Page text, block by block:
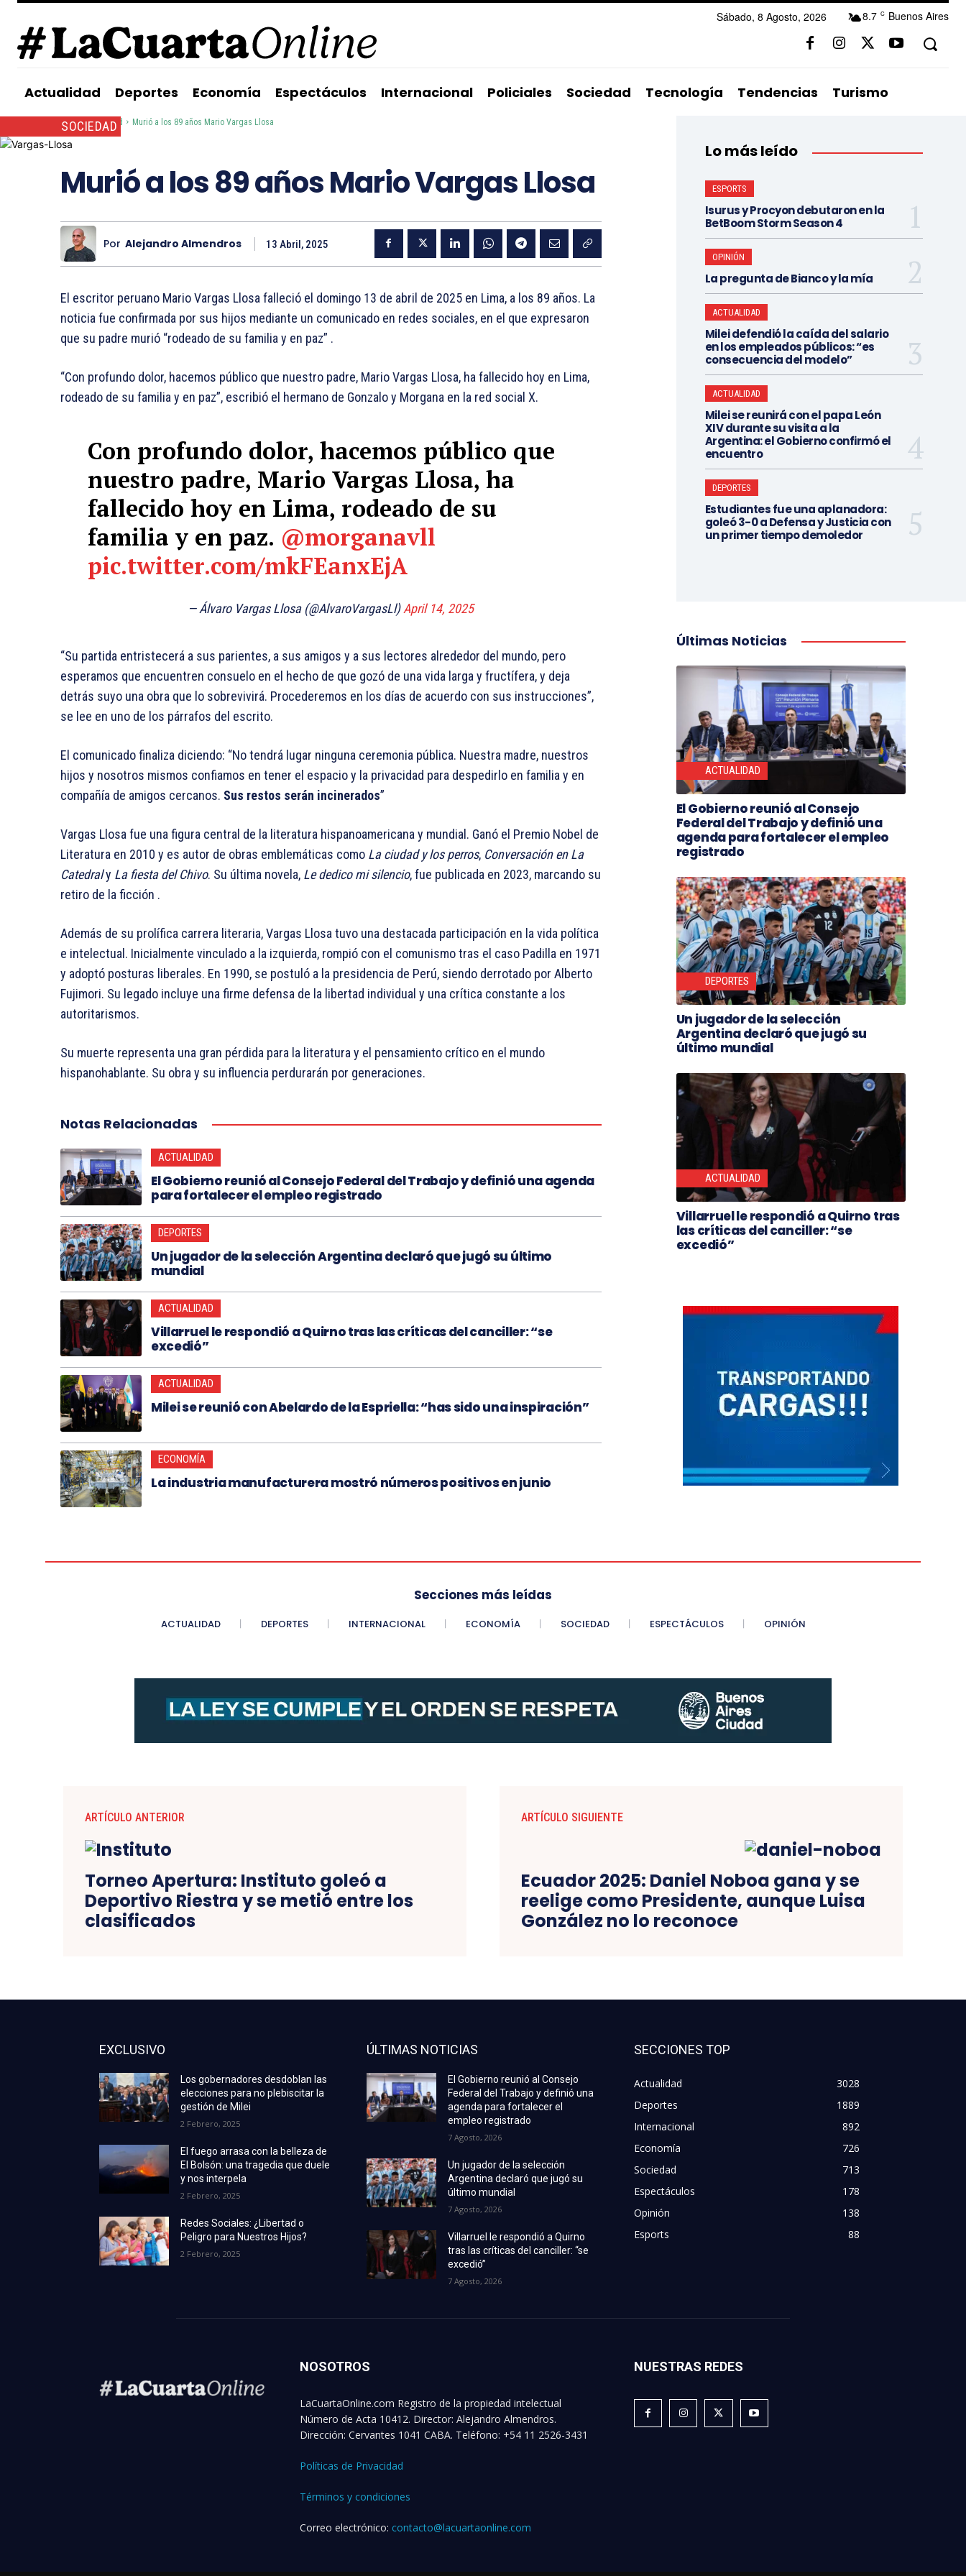
8.7 C Buenos Aires
Sábado, 8 Agosto, 2026
Actualidad Deportes Economía Espectáculos Internacional Policiales Sociedad Tecnología Tendencias Turismo
Inicio Sociedad Murió a los 89 años Mario Vargas Llosa
SOCIEDAD
Murió a los 89 años Mario Vargas Llosa
Por Alejandro Almendros 13 Abril, 2025
El escritor peruano Mario Vargas Llosa falleció el domingo 13 de abril de 2025 en Lima, a los 89 años. La
noticia fue confirmada por sus hijos mediante un comunicado en redes sociales, en el que expresaron
que su padre murió “rodeado de su familia y en paz” .​
“Con profundo dolor, hacemos público que nuestro padre, Mario Vargas Llosa, ha fallecido hoy en Lima,
rodeado de su familia y en paz”, escribió el hermano de Gonzalo y Morgana en la red social X.
Con profundo dolor, hacemos público que
nuestro padre, Mario Vargas Llosa, ha
fallecido hoy en Lima, rodeado de su
familia y en paz. @morganavll
pic.twitter.com/mkFEanxEjA
— Álvaro Vargas Llosa (@AlvaroVargasLl)April 14, 2025
“Su partida entristecerá a sus parientes, a sus amigos y a sus lectores alrededor del mundo, pero
esperamos que encuentren consuelo en el hecho de que gozó de una vida larga y fructífera, y deja
detrás suyo una obra que lo sobrevivirá. Procederemos en los días de acuerdo con sus instrucciones”,
se lee en uno de los párrafos del escrito.
El comunicado finaliza diciendo: “No tendrá lugar ninguna ceremonia pública. Nuestra madre, nuestros
hijos y nosotros mismos confiamos en tener el espacio y la privacidad para despedirlo en familia y en
compañía de amigos cercanos. Sus restos serán incinerados”
Vargas Llosa fue una figura central de la literatura hispanoamericana y mundial. Ganó el Premio Nobel de
Literatura en 2010 y es autor de obras emblemáticas como La ciudad y los perros, Conversación en La
Catedraly La fiesta del Chivo. Su última novela, Le dedico mi silencio, fue publicada en 2023, marcando su
retiro de la ficción .
Además de su prolífica carrera literaria, Vargas Llosa tuvo una destacada participación en la vida política
e intelectual. Inicialmente vinculado a la izquierda, rompió con el comunismo tras el caso Padilla en 1971
y adoptó posturas liberales. En 1990, se postuló a la presidencia de Perú, siendo derrotado por Alberto
Fujimori. Su legado incluye una firme defensa de la libertad individual y una crítica constante a los
autoritarismos.​
Su muerte representa una gran pérdida para la literatura y el pensamiento crítico en el mundo
hispanohablante. Su obra y su influencia perdurarán por generaciones.​
Notas Relacionadas
ACTUALIDAD
El Gobierno reunió al Consejo Federal del Trabajo y definió una agenda
para fortalecer el empleo registrado
DEPORTES
Un jugador de la selección Argentina declaró que jugó su último
mundial
ACTUALIDAD
Villarruel le respondió a Quirno tras las críticas del canciller: “se
excedió”
ACTUALIDAD
Milei se reunió con Abelardo de la Espriella: “has sido una inspiración”
ECONOMÍA
La industria manufacturera mostró números positivos en junio
Lo más leído
ESPORTS
Isurus y Procyon debutaron en la
BetBoom Storm Season 4
OPINIÓN
La pregunta de Bianco y la mía
ACTUALIDAD
Milei defendió la caída del salario
en los empleados públicos: “es
consecuencia del modelo”
ACTUALIDAD
Milei se reunirá con el papa León
XIV durante su visita a la
Argentina: el Gobierno confirmó el
encuentro
DEPORTES
Estudiantes fue una aplanadora:
goleó 3-0 a Defensa y Justicia con
un primer tiempo demoledor
Últimas Noticias
ACTUALIDAD
El Gobierno reunió al Consejo
Federal del Trabajo y definió una
agenda para fortalecer el empleo
registrado
DEPORTES
Un jugador de la selección
Argentina declaró que jugó su
último mundial
ACTUALIDAD
Villarruel le respondió a Quirno tras
las críticas del canciller: “se
excedió”
Secciones más leídas
ACTUALIDAD DEPORTES INTERNACIONAL ECONOMÍA SOCIEDAD ESPECTÁCULOS OPINIÓN
ARTÍCULO ANTERIOR
Torneo Apertura: Instituto goleó a
Deportivo Riestra y se metió entre los
clasificados
ARTÍCULO SIGUIENTE
Ecuador 2025: Daniel Noboa gana y se
reelige como Presidente, aunque Luisa
González no lo reconoce
EXCLUSIVO
Los gobernadores desdoblan las
elecciones para no plebiscitar la
gestión de Milei
2 Febrero, 2025
El fuego arrasa con la belleza de
El Bolsón: una tragedia que duele
y nos interpela
2 Febrero, 2025
Redes Sociales: ¿Libertad o
Peligro para Nuestros Hijos?
2 Febrero, 2025
ÚLTIMAS NOTICIAS
El Gobierno reunió al Consejo
Federal del Trabajo y definió una
agenda para fortalecer el
empleo registrado
7 Agosto, 2026
Un jugador de la selección
Argentina declaró que jugó su
último mundial
7 Agosto, 2026
Villarruel le respondió a Quirno
tras las críticas del canciller: “se
excedió”
7 Agosto, 2026
SECCIONES TOP
Actualidad
3028
Deportes
1889
Internacional
892
Economía
726
Sociedad
713
Espectáculos
178
Opinión
138
Esports
88
NOSOTROS
LaCuartaOnline.com Registro de la propiedad intelectual
Número de Acta 10412. Director: Alejandro Almendros.
Dirección: Cervantes 1041 CABA. Teléfono: +54 11 2526-3431
Políticas de Privacidad
Términos y condiciones
Correo electrónico: contacto@lacuartaonline.com
NUESTRAS REDES